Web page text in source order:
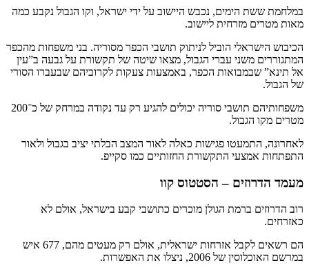
במלחמת ששת הימים, נכבש היישוב על ידי ישראל, וקו הגבול נקבע כמה
מאות מטרים מזרחית ליישוב.
הכיבוש הישראלי הוביל לניתוק תושבי הכפר מסוריה. בני משפחות מהכפר
המתגוררים משני עברי הגבול, מצאו שיטה של תקשורת על גבעה ב”עין
אל תינא” שבמבואות הכפר, באמצעות צעקות לקרוביהם שבעברו הסורי
של הגבול.
משפחותיהם תושבי סוריה יכולים להגיע רק עד נקודה במרחק של כ־200
מטרים מקו הגבול.
לאחרונה, התמעטו פגישות כאלה לאור המצב הבלתי יציב בגבול ולאור
התפתחות אמצעי התקשורת החזותיים כמו סקייפ.
מעמד הדרוזים – הסטטוס קוו
רוב הדרוזים ברמת הגולן מוכרים כתושבי קבע בישראל, אולם לא
כאזרחים.
הם רשאים לקבל אזרחות ישראלית, אולם רק מעטים מהם, 677 איש
במרשם האוכלוסין של 2006, ניצלו את האפשרות.